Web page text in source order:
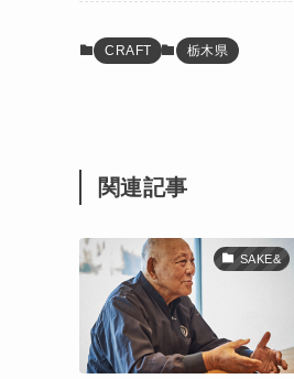
CRAFT 栃木県
関連記事
SAKE&